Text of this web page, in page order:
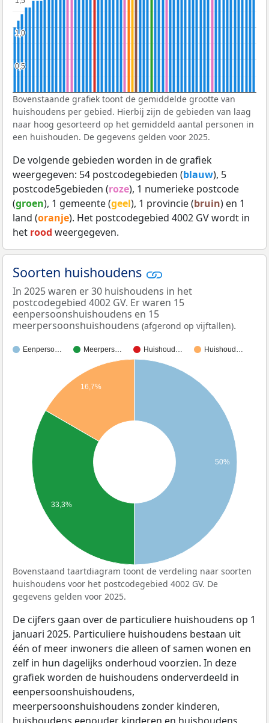
0,5
0,5
1,0
1,0
Bovenstaande grafiek toont de gemiddelde grootte van
huishoudens per gebied. Hierbij zijn de gebieden van laag
naar hoog gesorteerd op het gemiddeld aantal personen in
een huishouden. De gegevens gelden voor 2025.
De volgende gebieden worden in de grafiek
weergegeven: 54 postcodegebieden (blauw), 5
postcode5gebieden (roze), 1 numerieke postcode
(groen), 1 gemeente (geel), 1 provincie (bruin) en 1
land (oranje). Het postcodegebied 4002 GV wordt in
het rood weergegeven.
Soorten huishoudens
In 2025 waren er 30 huishoudens in het
postcodegebied 4002 GV. Er waren 15
eenpersoonshuishoudens en 15
meerpersoonshuishoudens (afgerond op vijftallen).
Eenperso… Meerpers… Huishoud… Huishoud…
16,7%
33,3%
50%
Bovenstaand taartdiagram toont de verdeling naar soorten
huishoudens voor het postcodegebied 4002 GV. De
gegevens gelden voor 2025.
De cijfers gaan over de particuliere huishoudens op 1
januari 2025. Particuliere huishoudens bestaan uit
één of meer inwoners die alleen of samen wonen en
zelf in hun dagelijks onderhoud voorzien. In deze
grafiek worden de huishoudens onderverdeeld in
eenpersoonshuishoudens,
meerpersoonshuishoudens zonder kinderen,